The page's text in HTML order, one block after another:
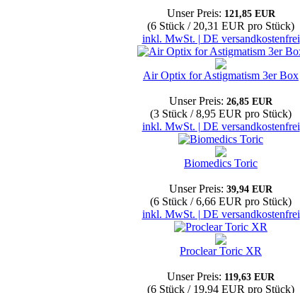
Unser Preis: 121,85 EUR
(6 Stück / 20,31 EUR pro Stück)
inkl. MwSt. | DE versandkostenfrei
Air Optix for Astigmatism 3er Box
Unser Preis: 26,85 EUR
(3 Stück / 8,95 EUR pro Stück)
inkl. MwSt. | DE versandkostenfrei
Biomedics Toric
Unser Preis: 39,94 EUR
(6 Stück / 6,66 EUR pro Stück)
inkl. MwSt. | DE versandkostenfrei
Proclear Toric XR
Unser Preis: 119,63 EUR
(6 Stück / 19,94 EUR pro Stück)